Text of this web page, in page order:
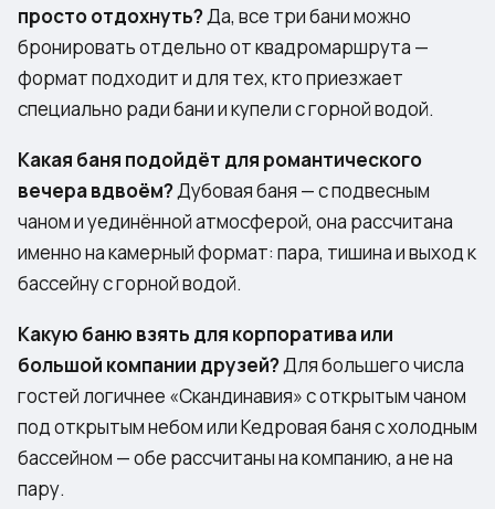
просто отдохнуть?Да, все три бани можно
бронировать отдельно от квадромаршрута —
формат подходит и для тех, кто приезжает
специально ради бани и купели с горной водой.
Какая баня подойдёт для романтического
вечера вдвоём?Дубовая баня — с подвесным
чаном и уединённой атмосферой, она рассчитана
именно на камерный формат: пара, тишина и выход к
бассейну с горной водой.
Какую баню взять для корпоратива или
большой компании друзей?Для большего числа
гостей логичнее «Скандинавия» с открытым чаном
под открытым небом или Кедровая баня с холодным
бассейном — обе рассчитаны на компанию, а не на
пару.